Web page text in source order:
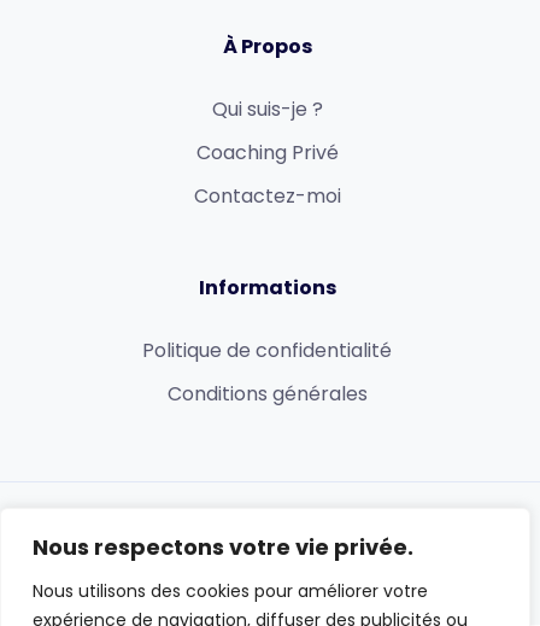
Nous respectons votre vie privée.
Nous utilisons des cookies pour améliorer votre
expérience de navigation, diffuser des publicités ou
À Propos
Qui suis-je ?
Coaching Privé
Contactez-moi
Informations
Politique de confidentialité
Conditions générales
Vidéo :Créer un site de formations en ligne
Créé avec et hébergé par le meilleur hébergeur web LWS